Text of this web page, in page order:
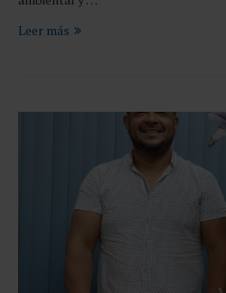
Leer más